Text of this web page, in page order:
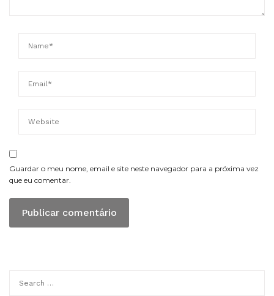
Guardar o meu nome, email e site neste navegador para a próxima vez
que eu comentar.
for: